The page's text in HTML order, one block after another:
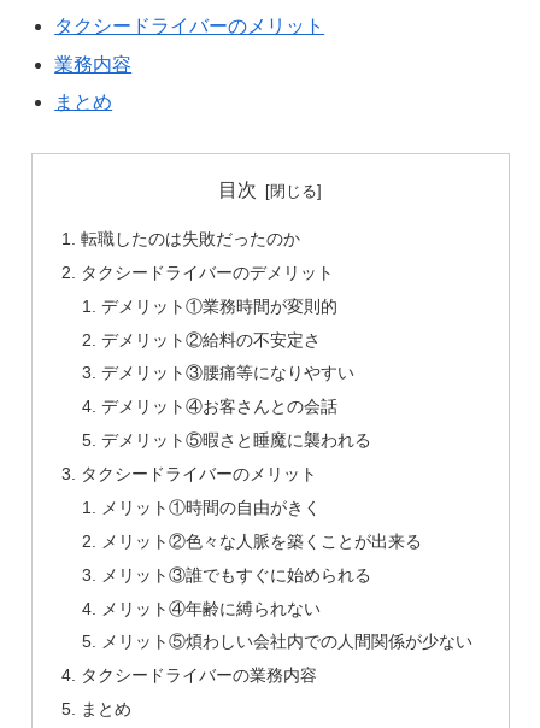
タクシードライバーのメリット
業務内容
まとめ
目次
転職したのは失敗だったのか
タクシードライバーのデメリット
デメリット①業務時間が変則的
デメリット②給料の不安定さ
デメリット③腰痛等になりやすい
デメリット④お客さんとの会話
デメリット⑤暇さと睡魔に襲われる
タクシードライバーのメリット
メリット①時間の自由がきく
メリット②色々な人脈を築くことが出来る
メリット③誰でもすぐに始められる
メリット④年齢に縛られない
メリット⑤煩わしい会社内での人間関係が少ない
タクシードライバーの業務内容
まとめ